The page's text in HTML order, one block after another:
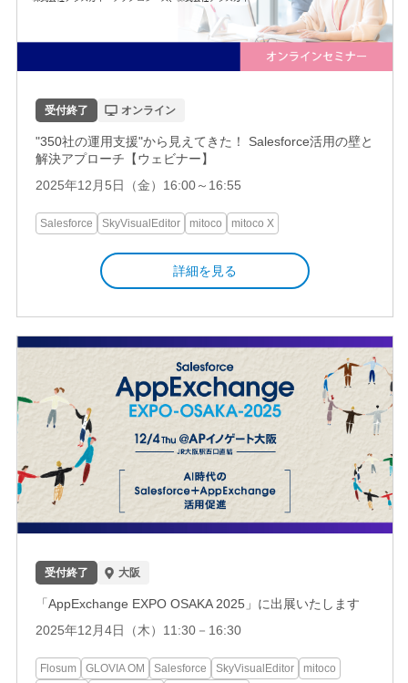
受付終了 オンライン
"350社の運用支援"から見えてきた！ Salesforce活用の壁と
解決アプローチ【ウェビナー】
2025年12月5日（金）16:00～16:55
Salesforce SkyVisualEditor mitoco mitoco X
詳細を見る
受付終了 大阪
「AppExchange EXPO OSAKA 2025」に出展いたします
2025年12月4日（木）11:30－16:30
Flosum GLOVIA OM Salesforce SkyVisualEditor
mitoco